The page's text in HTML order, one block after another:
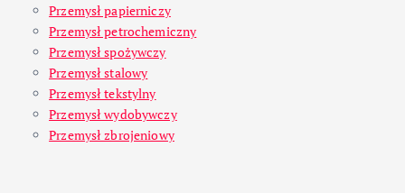
Przemysł papierniczy
Przemysł petrochemiczny
Przemysł spożywczy
Przemysł stalowy
Przemysł tekstylny
Przemysł wydobywczy
Przemysł zbrojeniowy